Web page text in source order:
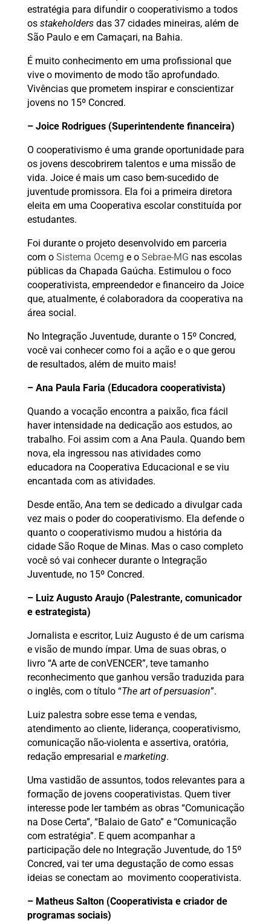
estratégia para difundir o cooperativismo a todos
os stakeholdersdas 37 cidades mineiras, além de
São Paulo e em Camaçari, na Bahia.
É muito conhecimento em uma profissional que
vive o movimento de modo tão aprofundado.
Vivências que prometem inspirar e conscientizar
jovens no 15º Concred.
– Joice Rodrigues (Superintendente financeira)
O cooperativismo é uma grande oportunidade para
os jovens descobrirem talentos e uma missão de
vida. Joice é mais um caso bem-sucedido de
juventude promissora. Ela foi a primeira diretora
eleita em uma Cooperativa escolar constituída por
estudantes.
Foi durante o projeto desenvolvido em parceria
com o Sistema Ocemg e o Sebrae-MG nas escolas
públicas da Chapada Gaúcha. Estimulou o foco
cooperativista, empreendedor e financeiro da Joice
que, atualmente, é colaboradora da cooperativa na
área social.
No Integração Juventude, durante o 15º Concred,
você vai conhecer como foi a ação e o que gerou
de resultados, além de muito mais!
– Ana Paula Faria (Educadora cooperativista)
Quando a vocação encontra a paixão, fica fácil
haver intensidade na dedicação aos estudos, ao
trabalho. Foi assim com a Ana Paula. Quando bem
nova, ela ingressou nas atividades como
educadora na Cooperativa Educacional e se viu
encantada com as atividades.
Desde então, Ana tem se dedicado a divulgar cada
vez mais o poder do cooperativismo. Ela defende o
quanto o cooperativismo mudou a história da
cidade São Roque de Minas. Mas o caso completo
você só vai conhecer durante o Integração
Juventude, no 15º Concred.
– Luiz Augusto Araujo (Palestrante, comunicador
e estrategista)
Jornalista e escritor, Luiz Augusto é de um carisma
e visão de mundo ímpar. Uma de suas obras, o
livro “A arte de conVENCER”, teve tamanho
reconhecimento que ganhou versão traduzida para
o inglês, com o título “The art of persuasion”.
Luiz palestra sobre esse tema e vendas,
atendimento ao cliente, liderança, cooperativismo,
comunicação não-violenta e assertiva, oratória,
redação empresarial e marketing.
Uma vastidão de assuntos, todos relevantes para a
formação de jovens cooperativistas. Quem tiver
interesse pode ler também as obras “Comunicação
na Dose Certa”, “Balaio de Gato” e “Comunicação
com estratégia”. E quem acompanhar a
participação dele no Integração Juventude, do 15º
Concred, vai ter uma degustação de como essas
ideias se conectam ao movimento cooperativista.
– Matheus Salton (Cooperativista e criador de
programas sociais)